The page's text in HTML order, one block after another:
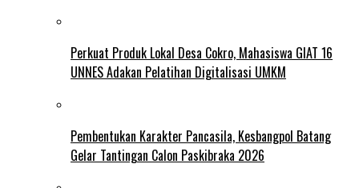
Perkuat Produk Lokal Desa Cokro, Mahasiswa GIAT 16
UNNES Adakan Pelatihan Digitalisasi UMKM
Pembentukan Karakter Pancasila, Kesbangpol Batang
Gelar Tantingan Calon Paskibraka 2026